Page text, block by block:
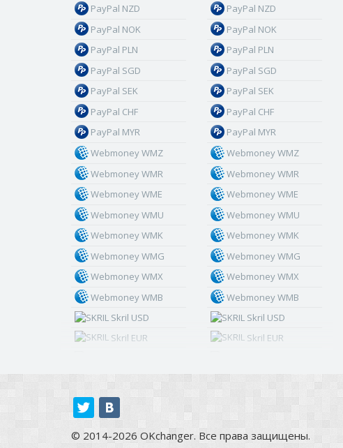
PayPal NZD
PayPal NOK
PayPal PLN
PayPal SGD
PayPal SEK
PayPal CHF
PayPal MYR
Webmoney WMZ
Webmoney WMR
Webmoney WME
Webmoney WMU
Webmoney WMK
Webmoney WMG
Webmoney WMX
Webmoney WMB
Skril USD
Skril EUR
Skril GBP
Skril AUD
Skril NOK
PayPal NZD
PayPal NOK
PayPal PLN
PayPal SGD
PayPal SEK
PayPal CHF
PayPal MYR
Webmoney WMZ
Webmoney WMR
Webmoney WME
Webmoney WMU
Webmoney WMK
Webmoney WMG
Webmoney WMX
Webmoney WMB
Skril USD
Skril EUR
Skril NOK
© 2014-2026 OKchanger. Все права защищены.